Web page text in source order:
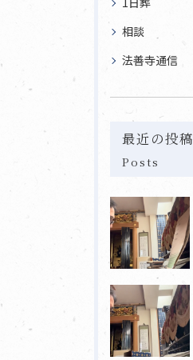
相談
法善寺通信
最近の投稿
Posts